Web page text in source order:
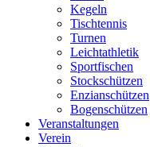
Kegeln
Tischtennis
Turnen
Leichtathletik
Sportfischen
Stockschützen
Enzianschützen
Bogenschützen
Veranstaltungen
Verein